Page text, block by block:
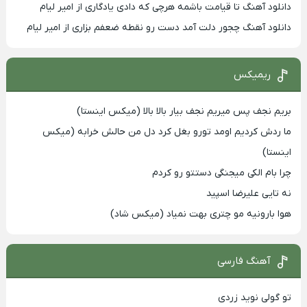
دانلود آهنگ تا قیامت باشمه هرچی که دادی یادگاری از امیر لیام
دانلود آهنگ چجور دلت آمد دست رو نقطه ضعفم بزاری از امیر لیام
ریمیکس
بریم نجف پس میریم نجف بیار بالا بالا (میکس اینستا)
ما ردش کردیم اومد تورو بغل کرد دل من حالش خرابه (میکس
اینستا)
چرا بام الکی میجنگی دستتو رو کردم
نه تایی علیرضا اسپید
هوا بارونیه مو چتری بهت نمیاد (میکس شاد)
آهنگ فارسی
تو گولی نوید زردی